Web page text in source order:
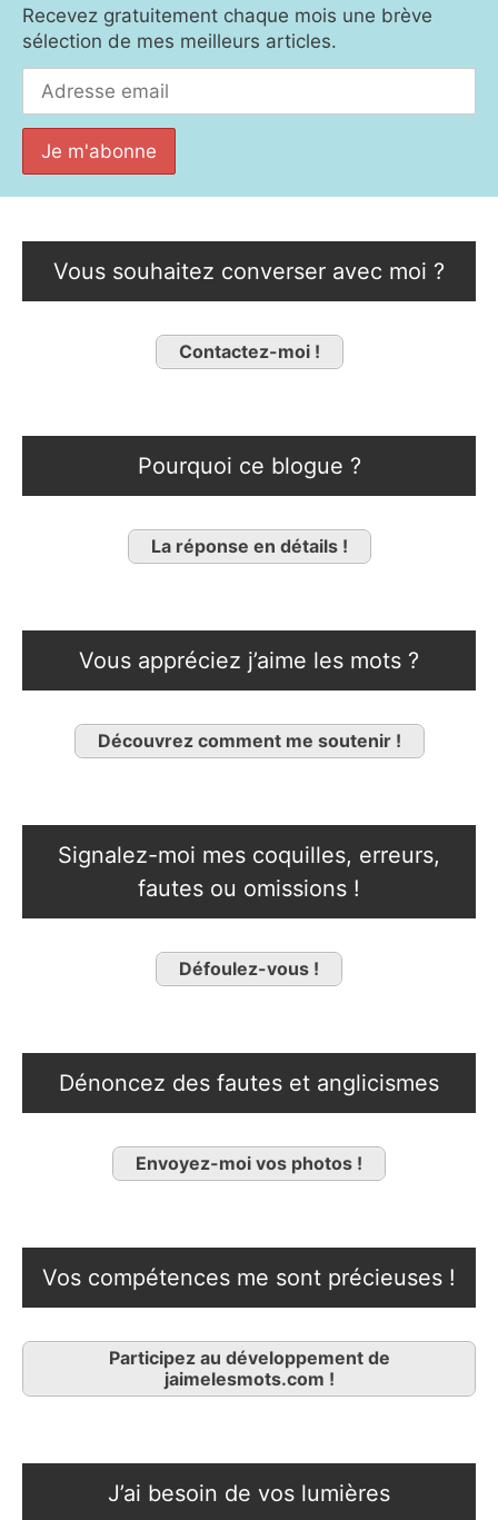
Recevez gratuitement chaque mois une brève
sélection de mes meilleurs articles.
Vous souhaitez converser avec moi ?
Contactez-moi !
Pourquoi ce blogue ?
La réponse en détails !
Vous appréciez j’aime les mots ?
Découvrez comment me soutenir !
Signalez-moi mes coquilles, erreurs,
fautes ou omissions !
Défoulez-vous !
Dénoncez des fautes et anglicismes
Envoyez-moi vos photos !
Vos compétences me sont précieuses !
Participez au développement de
jaimelesmots.com !
J’ai besoin de vos lumières